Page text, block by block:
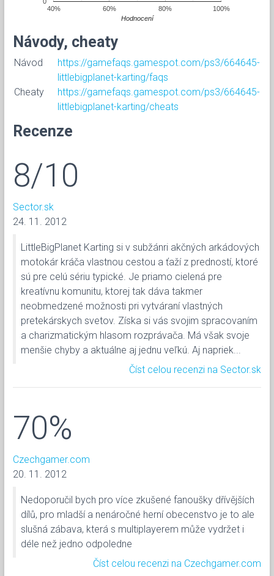
40% 60% 80% 100%
Hodnocení
Návody, cheaty
Návod
https://gamefaqs.gamespot.com/ps3/664645-
littlebigplanet-karting/faqs
Cheaty
https://gamefaqs.gamespot.com/ps3/664645-
littlebigplanet-karting/cheats
Recenze
8/10
Sector.sk
24. 11. 2012
LittleBigPlanet Karting si v subžánri akčných arkádových
motokár kráča vlastnou cestou a ťaží z predností, ktoré
sú pre celú sériu typické. Je priamo cielená pre
kreatívnu komunitu, ktorej tak dáva takmer
neobmedzené možnosti pri vytváraní vlastných
pretekárskych svetov. Získa si vás svojim spracovaním
a charizmatickým hlasom rozprávača. Má však svoje
menšie chyby a aktuálne aj jednu veľkú. Aj napriek...
Číst celou recenzi na Sector.sk
70%
Czechgamer.com
20. 11. 2012
Nedoporučil bych pro více zkušené fanoušky dřívějších
dílů, pro mladší a nenáročné herní obecenstvo je to ale
slušná zábava, která s multiplayerem může vydržet i
déle než jedno odpoledne
Číst celou recenzi na Czechgamer.com